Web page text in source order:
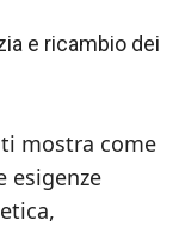
e ricambio dei
mostra come
esigenze